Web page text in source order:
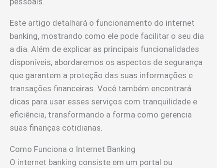
Este artigo detalhará o funcionamento do internet
banking, mostrando como ele pode facilitar o seu dia
a dia. Além de explicar as principais funcionalidades
disponíveis, abordaremos os aspectos de segurança
que garantem a proteção das suas informações e
transações financeiras. Você também encontrará
dicas para usar esses serviços com tranquilidade e
eficiência, transformando a forma como gerencia
suas finanças cotidianas.
Como Funciona o Internet Banking
O internet banking consiste em um portal ou